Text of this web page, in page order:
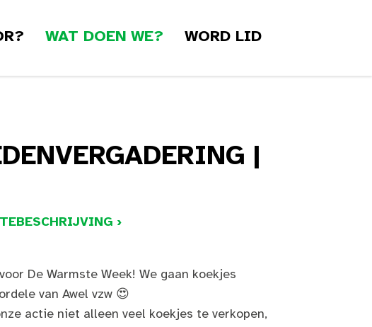
WAT DOEN WE? WORD LID
|
›
De Warmste Week! We gaan koekjes
van Awel vzw 😍
actie niet alleen veel koekjes te verkopen,